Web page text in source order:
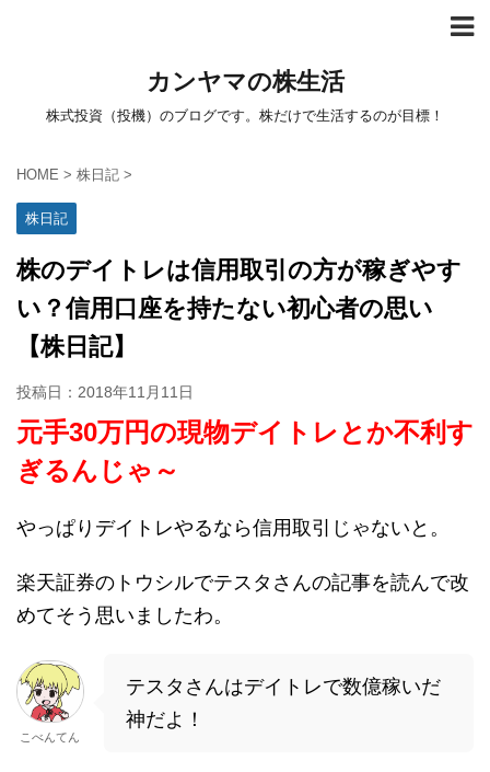
カンヤマの株生活
株式投資（投機）のブログです。株だけで生活するのが目標！
HOME > 株日記 >
株日記
株のデイトレは信用取引の方が稼ぎやす
い？信用口座を持たない初心者の思い
【株日記】
投稿日： 2018年11月11日
元手30万円の現物デイトレとか不利す
ぎるんじゃ～
やっぱりデイトレやるなら信用取引じゃないと。
楽天証券のトウシルでテスタさんの記事を読んで改
めてそう思いましたわ。
こべんてん
テスタさんはデイトレで数億稼いだ
神だよ！